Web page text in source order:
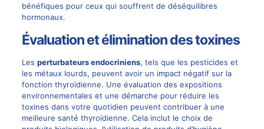
bénéfiques pour ceux qui souffrent de déséquilibres
hormonaux.
Évaluation et élimination des toxines
Les perturbateurs endocriniens, tels que les pesticides et
les métaux lourds, peuvent avoir un impact négatif sur la
fonction thyroïdienne. Une évaluation des expositions
environnementales et une démarche pour réduire les
toxines dans votre quotidien peuvent contribuer à une
meilleure santé thyroïdienne. Cela inclut le choix de